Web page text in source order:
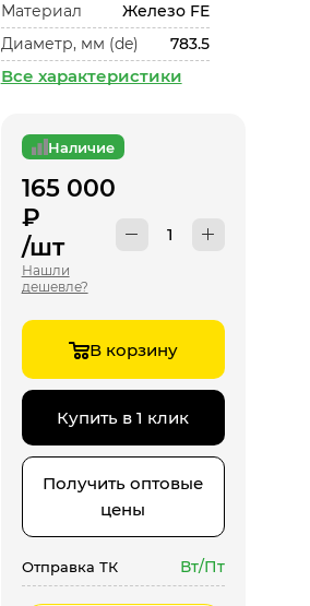
Материал
Железо FE
Диаметр, мм (de)
783.5
Все характеристики
Наличие
165 000
₽
/шт
Нашли
дешевле?
В корзину
Купить в 1 клик
Получить оптовые
цены
Отправка ТК Вт/Пт